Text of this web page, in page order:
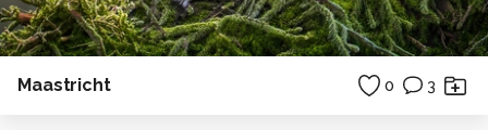
Maastricht 0 3